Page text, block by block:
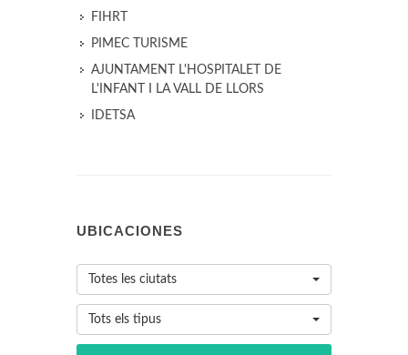
FIHRT
PIMEC TURISME
AJUNTAMENT L'HOSPITALET DE
L'INFANT I LA VALL DE LLORS
IDETSA
UBICACIONES
Totes les ciutats
Tots els tipus